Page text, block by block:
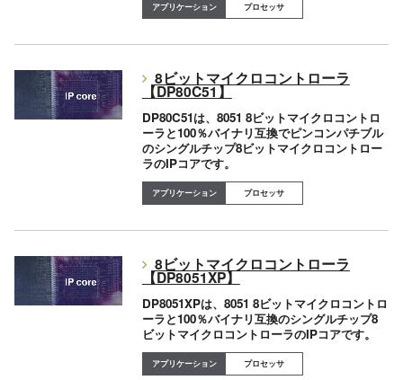
プロセッサ
8ビットマイクロコントローラ
【DP80C51】
DP80C51は、8051 8ビットマイクロコントロ
ーラと100％バイナリ互換でピンコンパチブル
のシングルチップ8ビットマイクロコントロー
ラのIPコアです。
プロセッサ
8ビットマイクロコントローラ
【DP8051XP】
DP8051XPは、8051 8ビットマイクロコントロ
ーラと100％バイナリ互換のシングルチップ8
ビットマイクロコントローラのIPコアです。
プロセッサ